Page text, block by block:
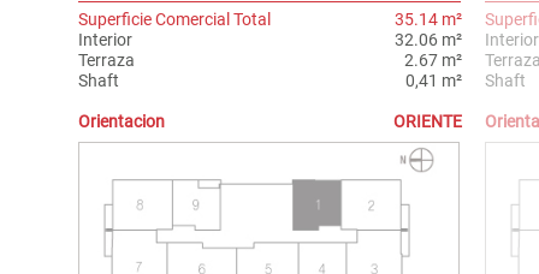
Superficie Comercial Total
35.14 m²
Interior
32.06 m²
Terraza
2.67 m²
Shaft
0,41 m²
Orientacion ORIENTE
Interior
Shaft